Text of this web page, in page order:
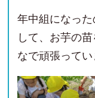
年中組になっ
して、お芋の
なで頑張ってい